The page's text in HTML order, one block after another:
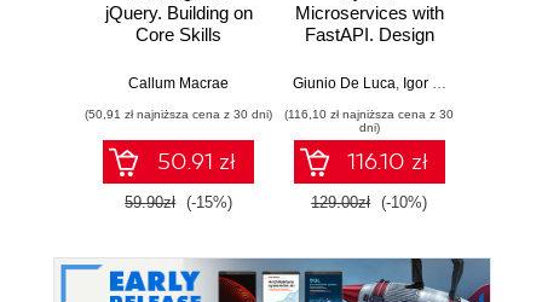
jQuery. Building on
Core Skills
Callum Macrae
(50,91 zł najniższa cena z 30 dni)
50.91 zł
59.90zł (-15%)
Microservices with
FastAPI. Design
AI-enabled
Python
Giunio De Luca, Igor Benav
(116,10 zł najniższa cena z 30
dni)
116.10 zł
129.00zł (-10%)